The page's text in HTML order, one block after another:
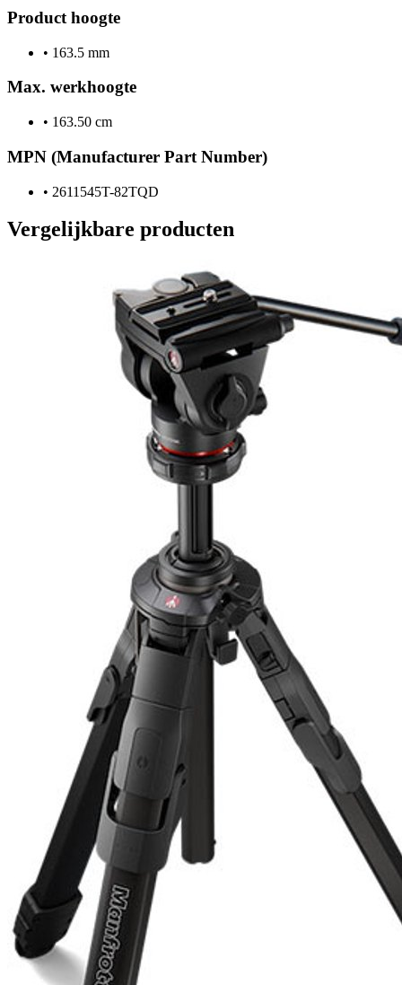
Product hoogte
• 163.5 mm
Max. werkhoogte
• 163.50 cm
MPN (Manufacturer Part Number)
• 2611545T-82TQD
Vergelijkbare producten